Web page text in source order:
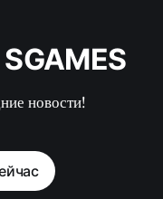
новости!